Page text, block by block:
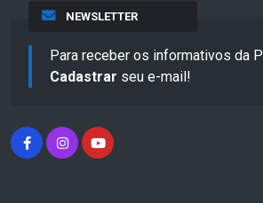
NEWSLETTER
Para receber os informativos da
Cadastrar seu e-mail!